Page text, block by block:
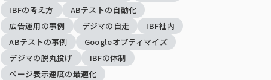
IBFの考え方
ABテストの自動化
広告運用の事例
デジマの自走
IBF社内
ABテストの事例
Googleオプティマイズ
デジマの脱丸投げ
IBFの体制
ページ表示速度の最適化